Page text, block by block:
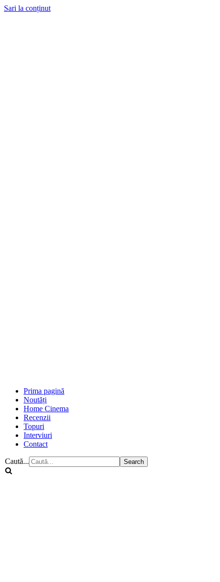
Sari la conținut
Prima pagină
Noutăți
Home Cinema
Recenzii
Topuri
Interviuri
Contact
Caută...